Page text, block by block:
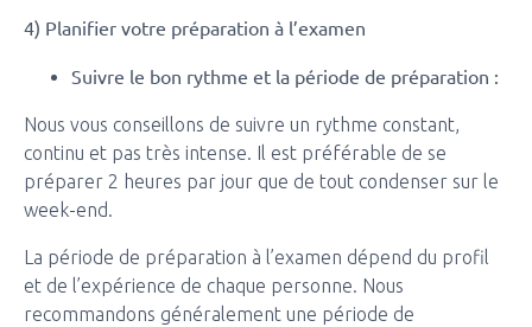
4) Planifier votre préparation à l’examen
Suivre le bon rythme et la période de préparation :
Nous vous conseillons de suivre un rythme constant,
continu et pas très intense. Il est préférable de se
préparer 2 heures par jour que de tout condenser sur le
week-end.
La période de préparation à l’examen dépend du profil
et de l’expérience de chaque personne. Nous
recommandons généralement une période de